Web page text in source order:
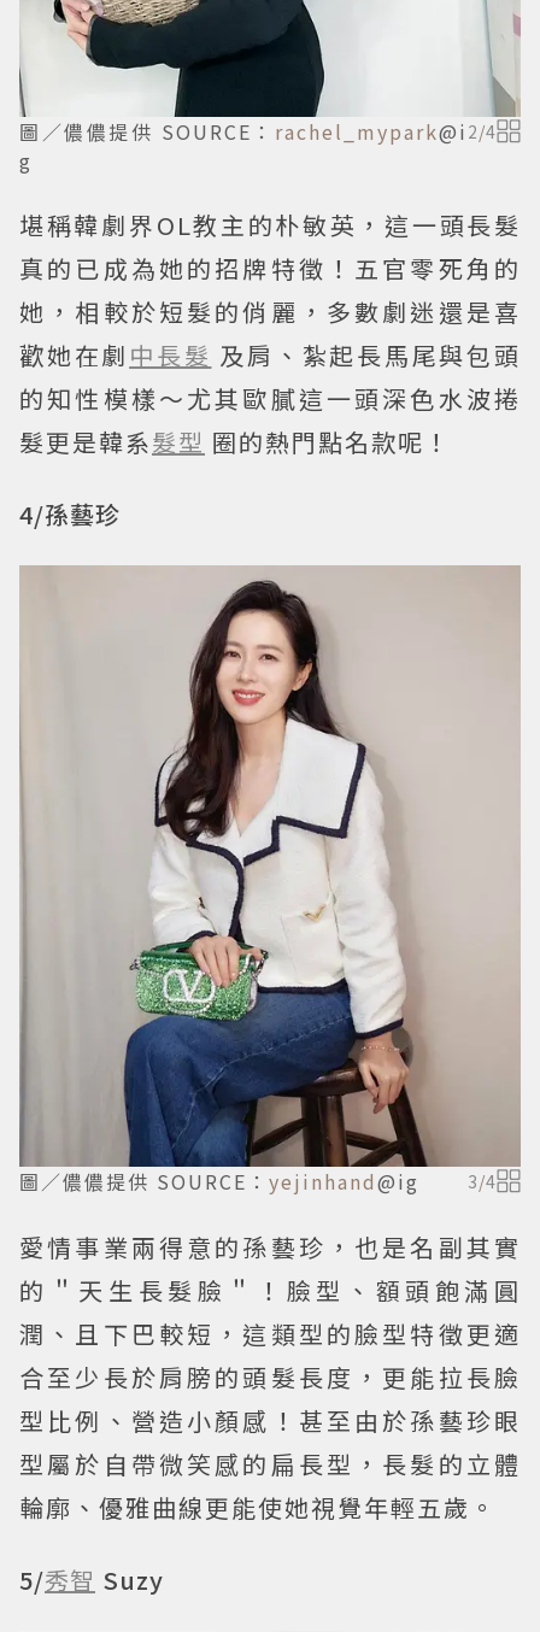
圖／儂儂提供 SOURCE： rachel_mypark@i
g
2/4
堪稱韓劇界OL教主的朴敏英，這一頭長髮
真的已成為她的招牌特徵！五官零死角的
她，相較於短髮的俏麗，多數劇迷還是喜
歡她在劇 中長髮 及肩、紮起長馬尾與包頭
的知性模樣～尤其歐膩這一頭深色水波捲
髮更是韓系髮型 圈的熱門點名款呢！
4/孫藝珍
圖／儂儂提供 SOURCE： yejinhand@ig 3/4
愛情事業兩得意的孫藝珍，也是名副其實
的＂天生長髮臉＂！臉型、額頭飽滿圓
潤、且下巴較短，這類型的臉型特徵更適
合至少長於肩膀的頭髮長度，更能拉長臉
型比例、營造小顏感！甚至由於孫藝珍眼
型屬於自帶微笑感的扁長型，長髮的立體
輪廓、優雅曲線更能使她視覺年輕五歲。
5/秀智 Suzy